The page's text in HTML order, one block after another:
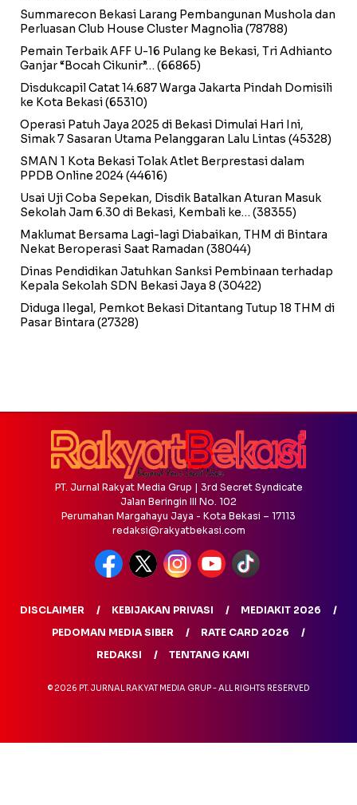
Summarecon Bekasi Larang Pembangunan Mushola dan
Perluasan Club House Cluster Magnolia (78788)
Pemain Terbaik AFF U-16 Pulang ke Bekasi, Tri Adhianto
Ganjar “Bocah Cikunir”… (66865)
Disdukcapil Catat 14.687 Warga Jakarta Pindah Domisili
ke Kota Bekasi(65310)
Operasi Patuh Jaya 2025 di Bekasi Dimulai Hari Ini,
Simak 7 Sasaran Utama Pelanggaran Lalu Lintas (45328)
SMAN 1 Kota Bekasi Tolak Atlet Berprestasi dalam
PPDB Online 2024(44616)
Usai Uji Coba Sepekan, Disdik Batalkan Aturan Masuk
Sekolah Jam 6.30 di Bekasi, Kembali ke… (38355)
Maklumat Bersama Lagi-lagi Diabaikan, THM di Bintara
Nekat Beroperasi Saat Ramadan (38044)
Dinas Pendidikan Jatuhkan Sanksi Pembinaan terhadap
Kepala Sekolah SDN Bekasi Jaya 8 (30422)
Diduga Ilegal, Pemkot Bekasi Ditantang Tutup 18 THM di
Pasar Bintara (27328)
PT. Jurnal Rakyat Media Grup | 3rd Secret Syndicate
Jalan Beringin III No. 102
Perumahan Margahayu Jaya - Kota Bekasi – 17113
redaksi@rakyatbekasi.com
DISCLAIMER KEBIJAKAN PRIVASI
MEDIAKIT 2026
PEDOMAN MEDIA SIBER
RATE CARD 2026
REDAKSI
TENTANG KAMI
© 2026 PT. JURNAL RAKYAT MEDIA GRUP - ALL RIGHTS RESERVED